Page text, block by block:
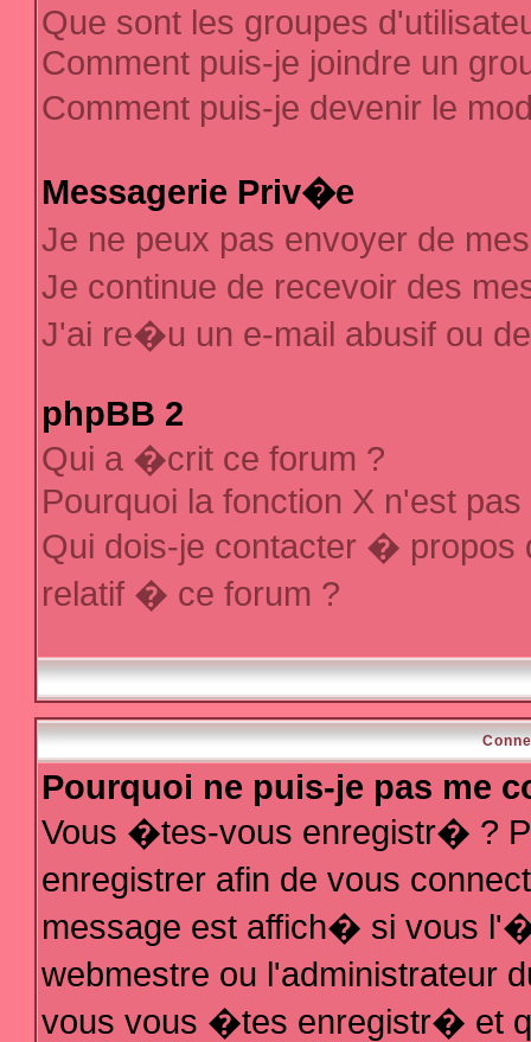
Que sont les groupes
Comment puis-je joindre un
Comment puis-je devenir le
Messagerie Priv�e
Je ne peux pas envoyer de
Je continue de recevoir des
J'ai re�u un e-mail abusif ou
phpBB 2
Qui a �crit ce forum ?
Pourquoi la fonction X n'est
Qui dois-je contacter �
relatif � ce forum ?
Pourquoi ne puis-je pas me
Vous �tes-vous enregistr� ?
enregistrer afin de vous
message est affich� si vous
webmestre ou l'administrateur
vous vous �tes enregistr� et